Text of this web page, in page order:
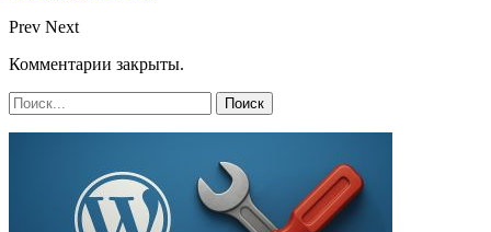
Prev Next
Комментарии закрыты.